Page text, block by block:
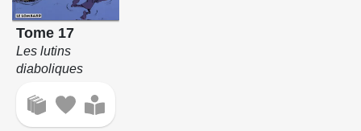
Tome 17
Les lutins
diaboliques